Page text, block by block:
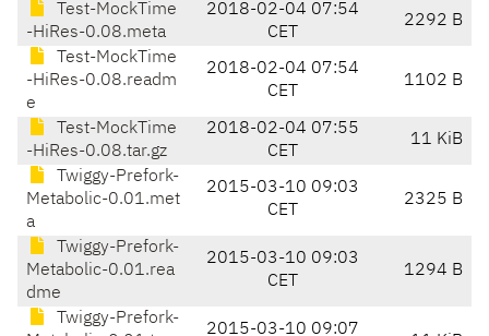
Test-MockTime
-HiRes-0.08.meta
2018-02-04 07:54
CET
2292 B
Test-MockTime
-HiRes-0.08.readm
e
2018-02-04 07:54
CET
1102 B
Test-MockTime
-HiRes-0.08.tar.gz
2018-02-04 07:55
CET
11 KiB
Twiggy-Prefork-
Metabolic-0.01.met
a
2015-03-10 09:03
CET
2325 B
Twiggy-Prefork-
Metabolic-0.01.rea
dme
2015-03-10 09:03
CET
1294 B
Twiggy-Prefork-
2015-03-10 09:07